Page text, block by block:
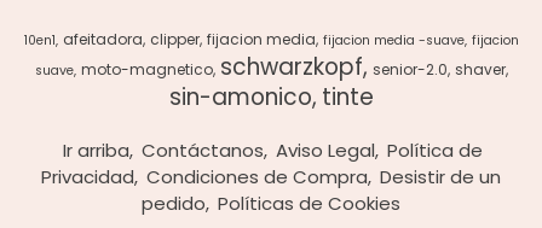
10en1 afeitadora clipper fijacion media fijacion media -suave fijacion
suave moto-magnetico schwarzkopf senior-2.0 shaver
sin-amonico tinte
Ir arriba Contáctanos Aviso Legal Política de
Privacidad Condiciones de Compra Desistir de un
pedido Políticas de Cookies